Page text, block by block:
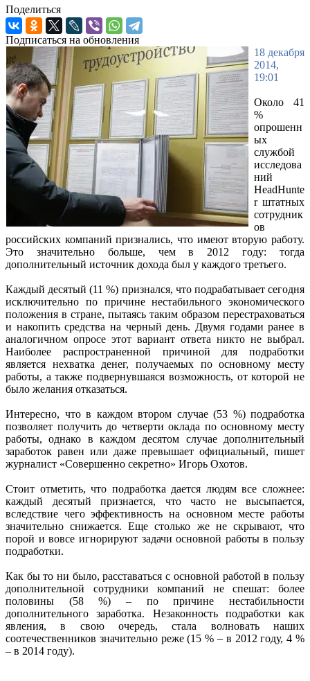
Поделиться
Подписаться на обновления
18 декабря
2014,
19:01
Около 41
%
опрошенн
ых
службой
исследова
ний
HeadHunte
r штатных
сотрудник
ов
российских компаний признались, что имеютвторую работу.
Это значительно больше, чем в 2012 году: тогда
дополнительный источник дохода был у каждого третьего.
Каждый десятый (11 %) признался, что подрабатывает сегодня
исключительно по причине нестабильного экономического
положения в стране, пытаясь таким образом перестраховаться
и накопить средства на черный день. Двумя годами ранее в
аналогичном опросе этот вариант ответа никто не выбрал.
Наиболее распространенной причиной для подработки
является нехватка денег, получаемых по основному месту
работы, а также подвернувшаяся возможность, от которой не
было желания отказаться.
Интересно, что в каждом втором случае (53 %) подработка
позволяет получить до четверти оклада по основному месту
работы, однако в каждом десятом случае дополнительный
заработок равен или даже превышает официальный, пишет
журналист «Совершенно секретно» Игорь Охотов.
Стоит отметить, что подработка дается людям все сложнее:
каждый десятый признается, что часто не высыпается,
вследствие чего эффективность на основном месте работы
значительно снижается. Еще столько же не скрывают, что
порой и вовсе игнорируют задачи основной работы в пользу
подработки.
Как бы то ни было, расставаться с основной работой в пользу
дополнительной сотрудники компаний не спешат: более
половины (58 %) – по причине нестабильности
дополнительного заработка. Незаконность подработки как
явления, в свою очередь, стала волновать наших
соотечественников значительно реже (15 % – в 2012 году, 4 %
– в 2014 году).